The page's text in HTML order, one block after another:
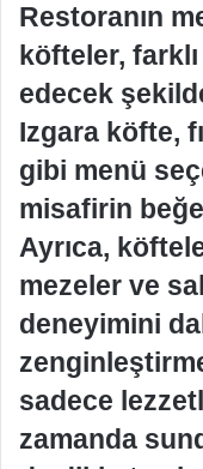
Restoranın
köfteler,
edecek
Izgara köfte,
gibi menü
misafirin
Ayrıca,
mezeler ve
deneyimini
sadece
zamanda